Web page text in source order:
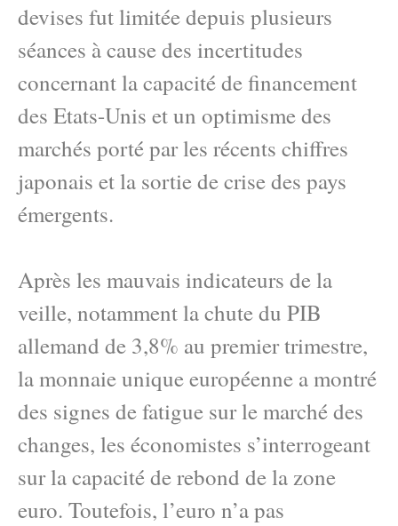
devises fut limitée depuis plusieurs
séances à cause des incertitudes
concernant la capacité de financement
des Etats-Unis et un optimisme des
marchés porté par les récents chiffres
japonais et la sortie de crise des pays
émergents.
Après les mauvais indicateurs de la
veille, notamment la chute du PIB
allemand de 3,8% au premier trimestre,
la monnaie unique européenne a montré
des signes de fatigue sur le marché des
changes, les économistes s’interrogeant
sur la capacité de rebond de la zone
euro. Toutefois, l’euro n’a pas